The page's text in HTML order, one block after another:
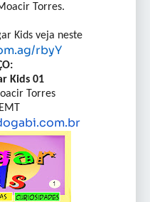
Torres.
Kids veja neste
rbyY
Kids 01
Torres